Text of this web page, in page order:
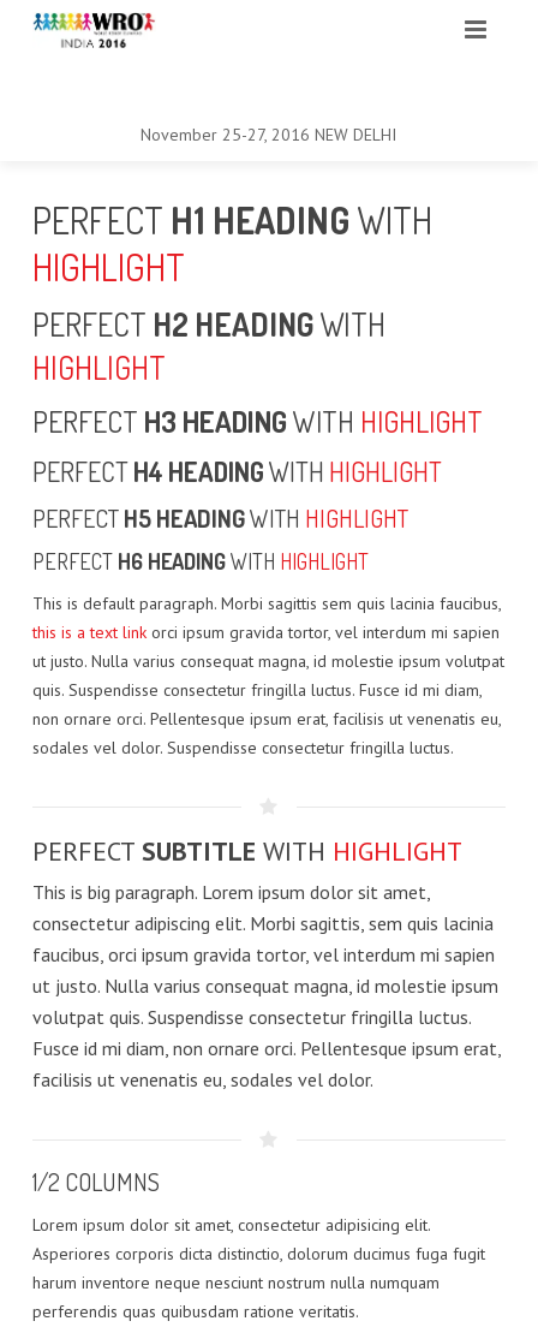
November 25-27, 2016NEW DELHI
HOSTS
ADVISORY BOARD
JOINT COORDINATION COMMITTEE
GENERAL INFO
REGULAR CATEGORY
ELEMENTARY
OPEN CATEGORY
WRO FOOTBALL
WRO BRICK SET
FAQ’S
EVENT
GENERAL INFO
DAY PLAN
VENUE
RESULT
REGULAR CATEGORY
ELEMENTARY RESULT
SENIOR HIGH RESULT
OPEN CATEGORY
OPEN JUNIOR HIGH
OPEN SENIOR HIGH
ADVANCE ROBOTICS CATEGORY
MEDIA
SPONSORS
PERFECT H1 HEADING WITH
HIGHLIGHT
PERFECT H2 HEADINGWITH
HIGHLIGHT
PERFECT H3 HEADINGWITH HIGHLIGHT
PERFECTH4 HEADINGWITH HIGHLIGHT
PERFECTH5 HEADINGWITH HIGHLIGHT
PERFECT H6 HEADINGWITH HIGHLIGHT
This is default paragraph. Morbi sagittis sem quis lacinia faucibus,
this is a text linkorci ipsum gravida tortor, vel interdum mi sapien
ut justo. Nulla varius consequat magna, id molestie ipsum volutpat
quis. Suspendisse consectetur fringilla luctus. Fusce id mi diam,
non ornare orci. Pellentesque ipsum erat, facilisis ut venenatis eu,
sodales vel dolor. Suspendisse consectetur fringilla luctus.
PERFECT SUBTITLE WITH HIGHLIGHT
This is big paragraph. Lorem ipsum dolor sit amet,
consectetur adipiscing elit. Morbi sagittis, sem quis lacinia
faucibus, orci ipsum gravida tortor, vel interdum mi sapien
ut justo. Nulla varius consequat magna, id molestie ipsum
volutpat quis. Suspendisse consectetur fringilla luctus.
Fusce id mi diam, non ornare orci. Pellentesque ipsum erat,
facilisis ut venenatis eu, sodales vel dolor.
1/2 COLUMNS
Lorem ipsum dolor sit amet, consectetur adipisicing elit.
Asperiores corporis dicta distinctio, dolorum ducimus fuga fugit
harum inventore neque nesciunt nostrum nulla numquam
perferendis quas quibusdam ratione veritatis.